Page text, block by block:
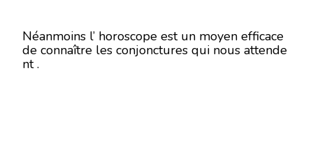
Néanmoins l’ horoscope est un moyen efficace
de connaître les conjonctures qui nous attende
nt .